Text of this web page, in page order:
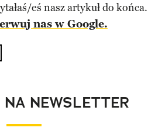
eś nasz artykuł do końca.
nas w Google.
NEWSLETTER